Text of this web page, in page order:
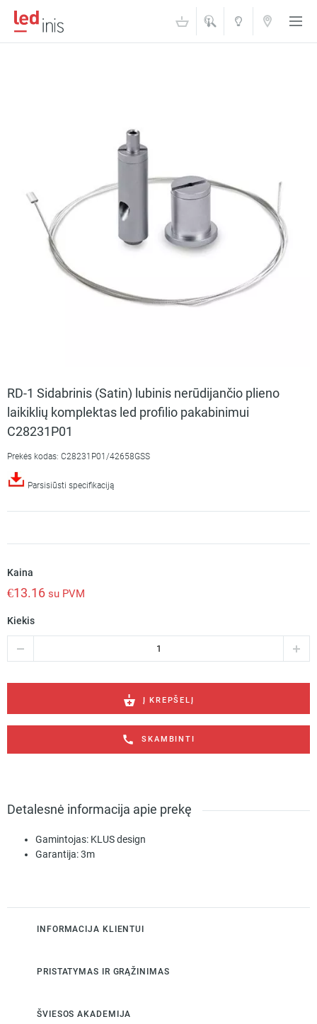
ŠVIESOS KONTAKTAI
RD-1 Sidabrinis (Satin) lubinis nerūdijančio plieno
laikiklių komplektas led profilio pakabinimui
C28231P01
Prekės kodas: C28231P01/42658GSS
Parsisiūsti specifikaciją
Kaina
€13.16 su PVM
Kiekis
1
(Satin)
led
pakabinimui
C28231P01
Į KREPŠELĮ
SKAMBINTI
Detalesnė informacija apie prekę
Gamintojas: KLUS design
Garantija:3m
INFORMACIJA KLIENTUI
PRISTATYMAS IR GRĄŽINIMAS
ŠVIESOS AKADEMIJA